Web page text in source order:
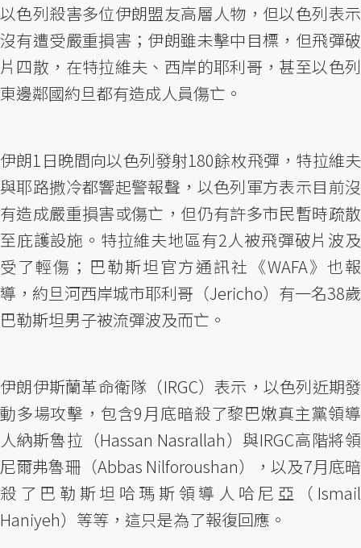
以色列殺害多位伊朗盟友高層人物，但以色列表示
沒有遭受嚴重損害；伊朗雖未擊中目標，但飛彈破
片四散，在特拉維夫、西岸的耶利哥，甚至以色列
東邊鄰國約旦都有造成人員傷亡。
伊朗1日晚間向以色列發射180餘枚飛彈，特拉維夫
與耶路撒冷都響起警報聲，以色列軍方表示目前沒
有造成嚴重損害或傷亡，但仍有許多市民暫時疏散
至庇護設施。特拉維夫地區有2人被飛彈破片波及
受了輕傷；巴勒斯坦官方通訊社《WAFA》也報
導，約旦河西岸城市耶利哥（Jericho）有一名38歲
巴勒斯坦男子被流彈波及而亡。
伊朗伊斯蘭革命衛隊（IRGC）表示，以色列近期發
動多場攻擊，包含9月底暗殺了黎巴嫩真主黨領導
人納斯魯拉（Hassan Nasrallah）與IRGC高階將領
尼爾弗魯珊（Abbas Nilforoushan），以及7月底暗
殺了巴勒斯坦哈瑪斯領導人哈尼亞（Ismail
Haniyeh）等等，這只是為了報復回應。